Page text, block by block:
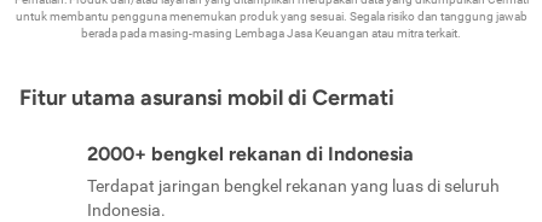
untuk membantu pengguna menemukan produk yang sesuai. Segala risiko dan tanggung jawab
berada pada masing-masing Lembaga Jasa Keuangan atau mitra terkait.
Fitur utama asuransi mobil di Cermati
2000+ bengkel rekanan di Indonesia
Terdapat jaringan bengkel rekanan yang luas di seluruh
Indonesia.